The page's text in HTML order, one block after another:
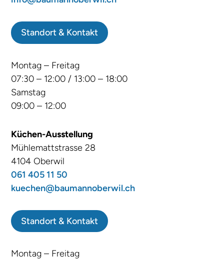
Standort & Kontakt
Montag – Freitag
07:30 – 12:00 / 13:00 – 18:00
Samstag
09:00 – 12:00
Küchen-Ausstellung
Mühlemattstrasse 28
4104 Oberwil
061 405 11 50
kuechen@baumannoberwil.ch
Standort & Kontakt
Montag – Freitag